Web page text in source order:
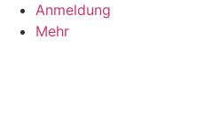
Anmeldung
Mehr